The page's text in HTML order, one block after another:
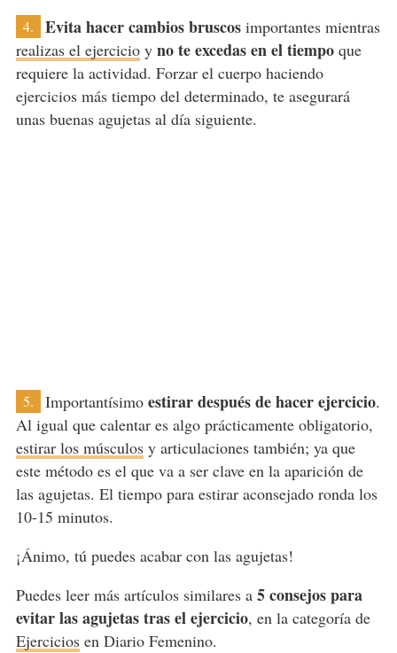
4. Evita hacer cambios bruscosimportantes mientras
realizas el ejercicioy no te excedas en el tiempoque
requiere la actividad. Forzar el cuerpo haciendo
ejercicios más tiempo del determinado, te asegurará
unas buenas agujetas al día siguiente.
5. Importantísimo estirar después de hacer ejercicio.
Al igual que calentar es algo prácticamente obligatorio,
estirar los músculosy articulaciones también; ya que
este método es el que va a ser clave en la aparición de
las agujetas. El tiempo para estirar aconsejado ronda los
10-15 minutos.
¡Ánimo, tú puedes acabar con las agujetas!
Puedes leer más artículos similares a 5 consejos para
evitar las agujetas tras el ejercicio, en la categoría de
Ejerciciosen Diario Femenino.